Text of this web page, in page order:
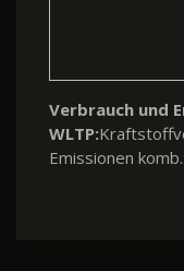
Verbrauch und
WLTP:
Emissionen